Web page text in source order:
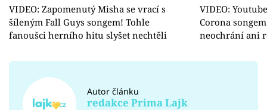
VIDEO: Zapomenutý Misha se vrací s
šíleným Fall Guys songem! Tohle
fanoušci herního hitu slyšet nechtěli
VIDEO:
Corona
neochrání ani
Autor článku
redakce Prima Lajk